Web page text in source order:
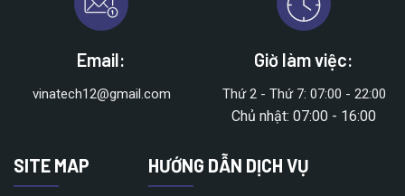
Email:
vinatech12@gmail.com
Giờ làm việc:
Thứ 2 - Thứ 7: 07:00 - 22:00
Chủ nhật: 07:00 - 16:00
SITE MAP HƯỚNG DẪN DỊCH VỤ